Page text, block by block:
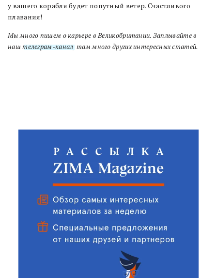
у вашего корабля будет попутный ветер. Счастливого
плавания!
Мы много пишем о карьере в Великобритании. Заплывайте в
наштелеграм-канал, там много других интересных статей.